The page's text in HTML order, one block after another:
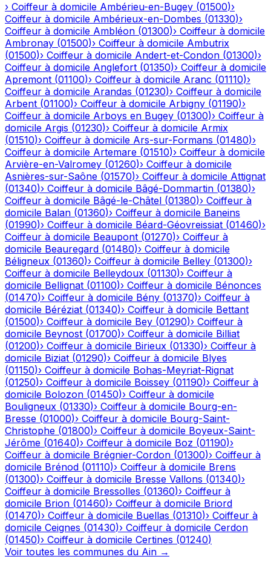
› Coiffeur à domicile Ambérieu-en-Bugey (01500)›
Coiffeur à domicile Ambérieux-en-Dombes (01330)›
Coiffeur à domicile Ambléon (01300)› Coiffeur à domicile
Ambronay (01500)› Coiffeur à domicile Ambutrix
(01500)› Coiffeur à domicile Andert-et-Condon (01300)›
Coiffeur à domicile Anglefort (01350)› Coiffeur à domicile
Apremont (01100)› Coiffeur à domicile Aranc (01110)›
Coiffeur à domicile Arandas (01230)› Coiffeur à domicile
Arbent (01100)› Coiffeur à domicile Arbigny (01190)›
Coiffeur à domicile Arboys en Bugey (01300)› Coiffeur à
domicile Argis (01230)› Coiffeur à domicile Armix
(01510)› Coiffeur à domicile Ars-sur-Formans (01480)›
Coiffeur à domicile Artemare (01510)› Coiffeur à domicile
Arvière-en-Valromey (01260)› Coiffeur à domicile
Asnières-sur-Saône (01570)› Coiffeur à domicile Attignat
(01340)› Coiffeur à domicile Bâgé-Dommartin (01380)›
Coiffeur à domicile Bâgé-le-Châtel (01380)› Coiffeur à
domicile Balan (01360)› Coiffeur à domicile Baneins
(01990)› Coiffeur à domicile Béard-Géovreissiat (01460)›
Coiffeur à domicile Beaupont (01270)› Coiffeur à
domicile Beauregard (01480)› Coiffeur à domicile
Béligneux (01360)› Coiffeur à domicile Belley (01300)›
Coiffeur à domicile Belleydoux (01130)› Coiffeur à
domicile Bellignat (01100)› Coiffeur à domicile Bénonces
(01470)› Coiffeur à domicile Bény (01370)› Coiffeur à
domicile Béréziat (01340)› Coiffeur à domicile Bettant
(01500)› Coiffeur à domicile Bey (01290)› Coiffeur à
domicile Beynost (01700)› Coiffeur à domicile Billiat
(01200)› Coiffeur à domicile Birieux (01330)› Coiffeur à
domicile Biziat (01290)› Coiffeur à domicile Blyes
(01150)› Coiffeur à domicile Bohas-Meyriat-Rignat
(01250)› Coiffeur à domicile Boissey (01190)› Coiffeur à
domicile Bolozon (01450)› Coiffeur à domicile
Bouligneux (01330)› Coiffeur à domicile Bourg-en-
Bresse (01000)› Coiffeur à domicile Bourg-Saint-
Christophe (01800)› Coiffeur à domicile Boyeux-Saint-
Jérôme (01640)› Coiffeur à domicile Boz (01190)›
Coiffeur à domicile Brégnier-Cordon (01300)› Coiffeur à
domicile Brénod (01110)› Coiffeur à domicile Brens
(01300)› Coiffeur à domicile Bresse Vallons (01340)›
Coiffeur à domicile Bressolles (01360)› Coiffeur à
domicile Brion (01460)› Coiffeur à domicile Briord
(01470)› Coiffeur à domicile Buellas (01310)› Coiffeur à
domicile Ceignes (01430)› Coiffeur à domicile Cerdon
(01450)› Coiffeur à domicile Certines (01240)
Voir toutes les communes du Ain →